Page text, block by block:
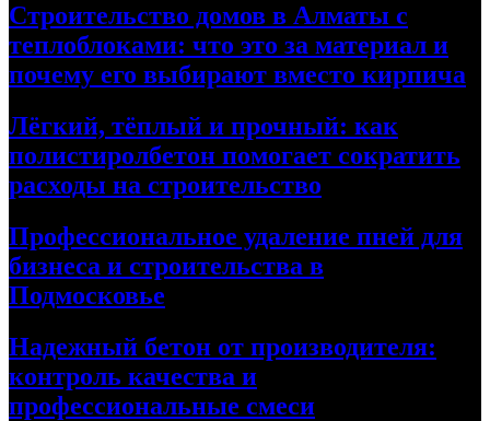
Строительство домов в Алматы с
теплоблоками: что это за материал и
почему его выбирают вместо кирпича
Лёгкий, тёплый и прочный: как
полистиролбетон помогает сократить
расходы на строительство
Профессиональное удаление пней для
бизнеса и строительства в
Подмосковье
Надежный бетон от производителя:
контроль качества и
профессиональные смеси